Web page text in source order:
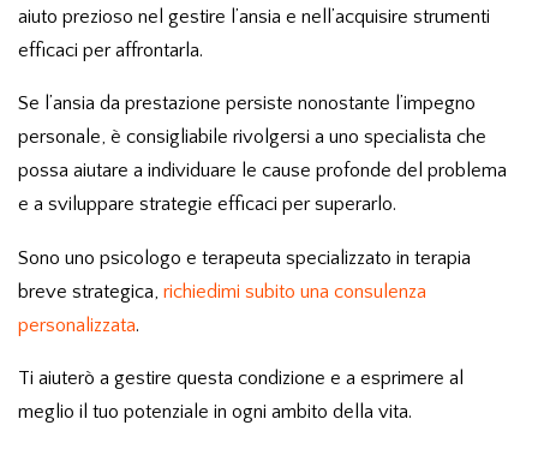
aiuto prezioso nel gestire l’ansia e nell’acquisire strumenti
efficaci per affrontarla.
Se l’ansia da prestazione persiste nonostante l’impegno
personale, è consigliabile rivolgersi a uno specialista che
possa aiutare a individuare le cause profonde del problema
e a sviluppare strategie efficaci per superarlo.
Sono uno psicologo e terapeuta specializzato in terapia
breve strategica, richiedimi subito una consulenza
personalizzata.
Ti aiuterò a gestire questa condizione e a esprimere al
meglio il tuo potenziale in ogni ambito della vita.